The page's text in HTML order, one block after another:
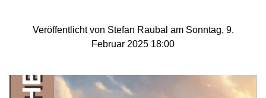
Veröffentlicht von Stefan Raubal am Sonntag, 9.
Februar 2025 18:00